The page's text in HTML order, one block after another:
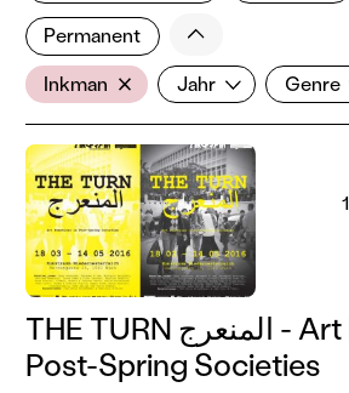
Permanent Weniger
AkteurIn
Inkman JahrJahr Genre
Genre
Filter zurücksetzen
THE TURN المنعرج - Art Practices In
Post-Spring Societies